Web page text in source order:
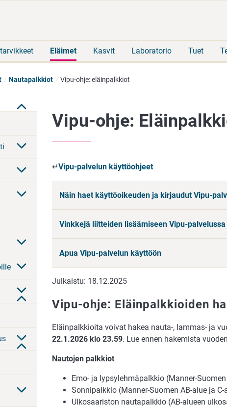
Eläimet Kasvit Laboratorio Tuet
Nautapalkkiot Vipu-ohje: eläinpalkkiot
Vipu-ohje:
↵Vipu-palvelun käyttöohjeet
Näin haet käyttöoikeuden ja kirjaudut Vipu-
Vinkkejä liitteiden lisäämiseen Vipu-palvelussa
Apua Vipu-palvelun käyttöön
Julkaistu: 18.12.2025
Vipu-ohje: Eläinpalkkioiden
Eläinpalkkioita voivat hakea nauta-, lammas- ja
22.1.2026 klo 23.59. Lue ennen hakemista
Nautojen palkkiot
Emo- ja lypsylehmäpalkkio (Manner-
Sonnipalkkio (Manner-Suomen AB-alue ja
Ulkosaariston nautapalkkio (AB-alueen